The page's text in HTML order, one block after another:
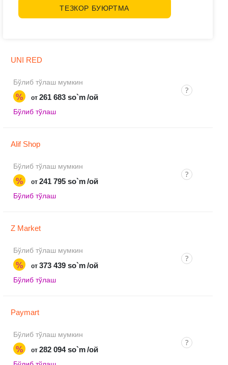
ТЕЗКОР БУЮРТМА
UNI RED
Бўлиб тўлаш мумкин
% от 261 683 so`m /ой
Бўлиб тўлаш
Alif Shop
Бўлиб тўлаш мумкин
% от 241 795 so`m /ой
Бўлиб тўлаш
Z Market
Бўлиб тўлаш мумкин
% от 373 439 so`m /ой
Бўлиб тўлаш
Paymart
Бўлиб тўлаш мумкин
% от 282 094 so`m /ой